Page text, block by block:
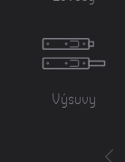
Výsuvy